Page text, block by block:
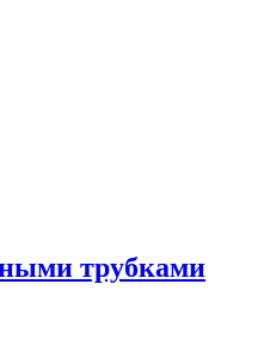
трубками